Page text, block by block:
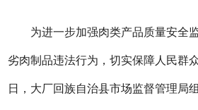
为进一步加强肉类产品质量安全监
劣肉制品违法行为，切实保障人民群
日，大厂回族自治县市场监督管理局